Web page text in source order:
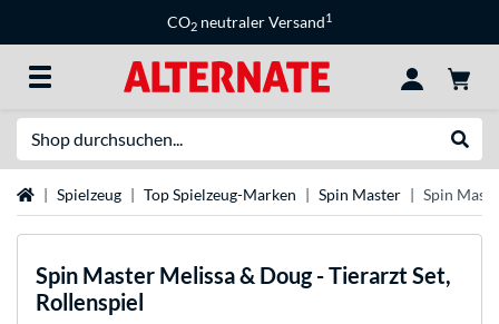
CO2 neutraler Versand1
StartseiteSpielzeug Top Spielzeug-Marken Spin Master Spin
Spin Master Melissa & Doug - Tierarzt Set,
Rollenspiel